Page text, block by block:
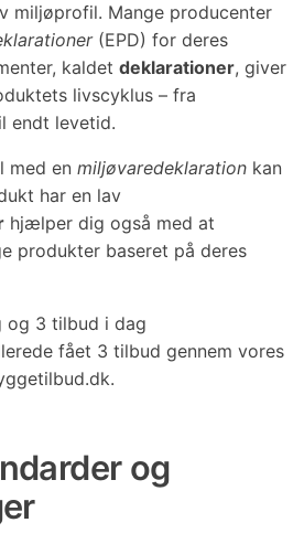
miljøprofil. Mange producenter
(EPD) for deres
kaldet deklarationer, giver
livscyklus – fra
endt levetid.
med en miljøvaredeklaration kan
har en lav
hjælper dig også med at
produkter baseret på deres
og 3 tilbud i dag
fået 3 tilbud gennem vores
og